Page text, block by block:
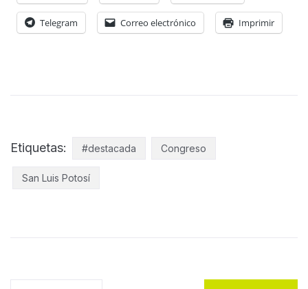
Telegram Correo electrónico Imprimir
Etiquetas: #destacada Congreso
San Luis Potosí